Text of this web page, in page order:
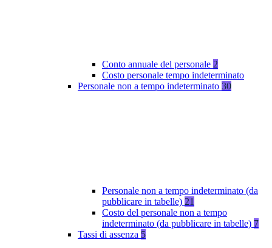
Conto annuale del personale 2
Costo personale tempo indeterminato
Personale non a tempo indeterminato 30
Personale non a tempo indeterminato (da
pubblicare in tabelle) 21
Costo del personale non a tempo
indeterminato (da pubblicare in tabelle) 7
Tassi di assenza 5